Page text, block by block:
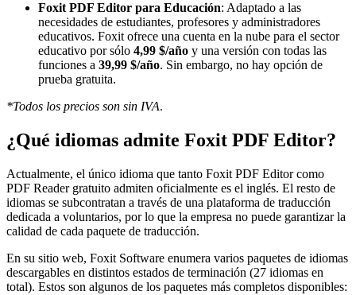
Foxit PDF Editor para Educación: Adaptado a las
necesidades de estudiantes, profesores y administradores
educativos. Foxit ofrece una cuenta en la nube para el sector
educativo por sólo 4,99 $/año y una versión con todas las
funciones a 39,99 $/año. Sin embargo, no hay opción de
prueba gratuita.
*Todos los precios son sin IVA.
¿Qué idiomas admite Foxit PDF Editor?
Actualmente, el único idioma que tanto Foxit PDF Editor como
PDF Reader gratuito admiten oficialmente es el inglés. El resto de
idiomas se subcontratan a través de una plataforma de traducción
dedicada a voluntarios, por lo que la empresa no puede garantizar la
calidad de cada paquete de traducción.
En su sitio web, Foxit Software enumera varios paquetes de idiomas
descargables en distintos estados de terminación (27 idiomas en
total). Estos son algunos de los paquetes más completos disponibles: